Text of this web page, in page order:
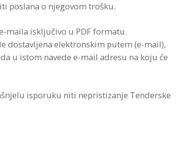
poslana o njegovom trošku.
maila isključivo u PDF formatu.
dostavljena elektronskim putem (e-mail),
u istom navede e-mail adresu na koju će
isporuku niti nepristizanje Tenderske